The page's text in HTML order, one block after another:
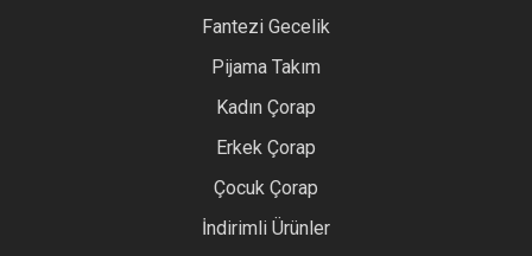
Fantezi Gecelik
Pijama Takım
Kadın Çorap
Erkek Çorap
Çocuk Çorap
İndirimli Ürünler